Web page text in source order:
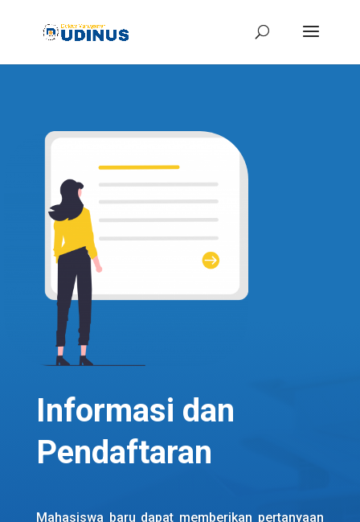
Informasi dan
Pendaftaran
Mahasiswa baru dapat memberikan pertanyaan